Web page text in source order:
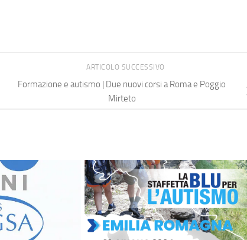
ARTICOLO SUCCESSIVO
Formazione e autismo | Due nuovi corsi a Roma e Poggio
Mirteto